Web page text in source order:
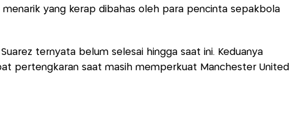
menarik yang kerap dibahas oleh para pencinta sepakbola
ternyata belum selesai hingga saat ini. Keduanya
pertengkaran saat masih memperkuat Manchester United